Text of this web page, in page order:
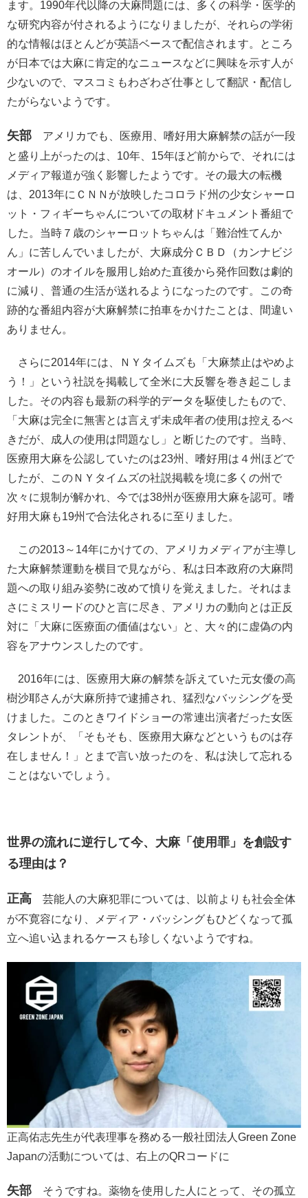
ます。1990年代以降の大麻問題には、多くの科学・医学的
な研究内容が付されるようになりましたが、それらの学術
的な情報はほとんどが英語ベースで配信されます。ところ
が日本では大麻に肯定的なニュースなどに興味を示す人が
少ないので、マスコミもわざわざ仕事として翻訳・配信し
たがらないようです。
矢部 アメリカでも、医療用、嗜好用大麻解禁の話が一段
と盛り上がったのは、10年、15年ほど前からで、それには
メディア報道が強く影響したようです。その最大の転機
は、2013年にＣＮＮが放映したコロラド州の少女シャーロ
ット・フィギーちゃんについての取材ドキュメント番組で
した。当時７歳のシャーロットちゃんは「難治性てんか
ん」に苦しんでいましたが、大麻成分ＣＢＤ（カンナビジ
オール）のオイルを服用し始めた直後から発作回数は劇的
に減り、普通の生活が送れるようになったのです。この奇
跡的な番組内容が大麻解禁に拍車をかけたことは、間違い
ありません。
さらに2014年には、ＮＹタイムズも「大麻禁止はやめよ
う！」という社説を掲載して全米に大反響を巻き起こしま
した。その内容も最新の科学的データを駆使したもので、
「大麻は完全に無害とは言えず未成年者の使用は控えるべ
きだが、成人の使用は問題なし」と断じたのです。当時、
医療用大麻を公認していたのは23州、嗜好用は４州ほどで
したが、このＮＹタイムズの社説掲載を境に多くの州で
次々に規制が解かれ、今では38州が医療用大麻を認可。嗜
好用大麻も19州で合法化されるに至りました。
この2013～14年にかけての、アメリカメディアが主導し
た大麻解禁運動を横目で見ながら、私は日本政府の大麻問
題への取り組み姿勢に改めて憤りを覚えました。それはま
さにミスリードのひと言に尽き、アメリカの動向とは正反
対に「大麻に医療面の価値はない」と、大々的に虚偽の内
容をアナウンスしたのです。
2016年には、医療用大麻の解禁を訴えていた元女優の高
樹沙耶さんが大麻所持で逮捕され、猛烈なバッシングを受
けました。このときワイドショーの常連出演者だった女医
タレントが、「そもそも、医療用大麻などというものは存
在しません！」とまで言い放ったのを、私は決して忘れる
ことはないでしょう。
世界の流れに逆行して今、大麻「使用罪」を創設す
る理由は？
正高 芸能人の大麻犯罪については、以前よりも社会全体
が不寛容になり、メディア・バッシングもひどくなって孤
立へ追い込まれるケースも珍しくないようですね。
正高佑志先生が代表理事を務める一般社団法人Green Zone
Japanの活動については、右上のQRコードに
矢部 そうですね。薬物を使用した人にとって、その孤立